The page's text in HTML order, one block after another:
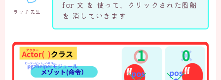
ラッチ先生
for 文 を 使って、クリックされた風船
を 消していきます